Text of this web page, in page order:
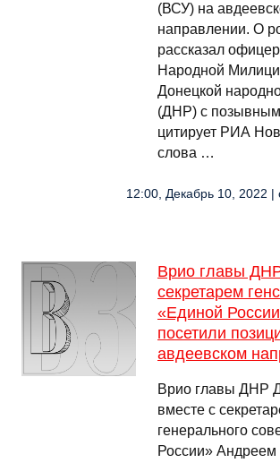
(ВСУ) на
направлении. О
рассказал
Народной
Донецкой
(ДНР) с позывным
цитирует РИА
слова …
12:00, Декабрь 10, 2022
Врио главы
секретарем
«Единой
посетили
авдеевском
Врио главы ДНР
вместе с
генерального
России» Андреем